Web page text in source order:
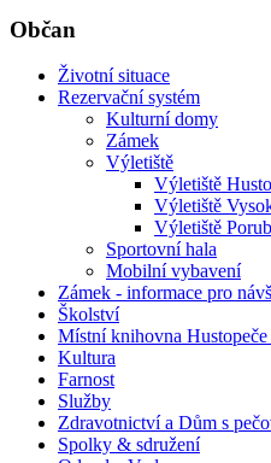
Občan
Životní situace
Rezervační systém
Kulturní domy
Zámek
Výletiště
Výletiště
Výletiště
Výletiště
Sportovní hala
Mobilní vybavení
Zámek - informace pro
Školství
Místní knihovna
Kultura
Farnost
Služby
Zdravotnictví a Dům s
Spolky & sdružení